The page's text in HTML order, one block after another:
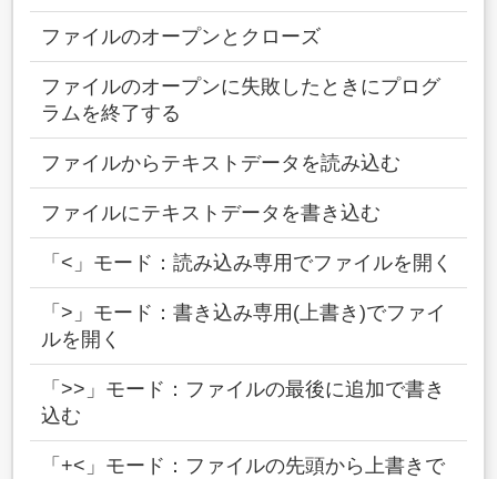
ファイルのオープンとクローズ
ファイルのオープンに失敗したときにプログ
ラムを終了する
ファイルからテキストデータを読み込む
ファイルにテキストデータを書き込む
「<」モード：読み込み専用でファイルを開く
「>」モード：書き込み専用(上書き)でファイ
ルを開く
「>>」モード：ファイルの最後に追加で書き
込む
「+<」モード：ファイルの先頭から上書きで